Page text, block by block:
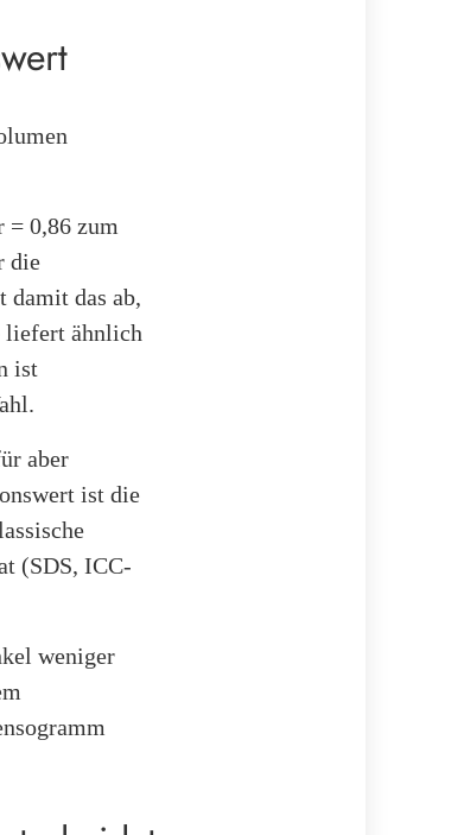
0,86 zum
die
damit das ab,
liefert ähnlich
ist
aber
ist die
(SDS, ICC-
weniger